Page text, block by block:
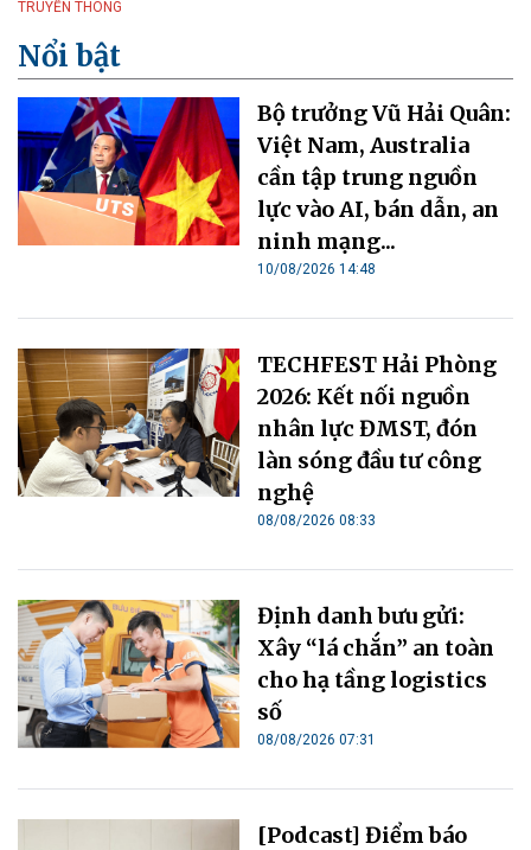
TRUYỀN THÔNG
Nổi bật
Bộ trưởng Vũ Hải Quân:
Việt Nam, Australia
cần tập trung nguồn
lực vào AI, bán dẫn, an
ninh mạng...
10/08/2026 14:48
TECHFEST Hải Phòng
2026: Kết nối nguồn
nhân lực ĐMST, đón
làn sóng đầu tư công
nghệ
08/08/2026 08:33
Định danh bưu gửi:
Xây “lá chắn” an toàn
cho hạ tầng logistics
số
08/08/2026 07:31
[Podcast] Điểm báo